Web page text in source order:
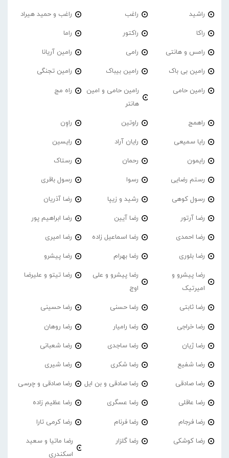
راشید راغب راغب و حمید هیراد
راکا راکتور راما
رامس و هانتی رامی رامین آریانا
رامین بی باک رامین بیباک رامین تجنگی
رامین حامی
رامین حامی و امین
هانتر
راه مج
راهمج راوتین راوِن
رایا سمیعی رایان آراد رایسین
رایمون رحمان رستاک
رستم رضایی رسوا رسول باقری
رسول کوهی رشید و زیپا رضا آذریان
رضا آرتور رضا آیین رضا ابراهیم پور
رضا احمدی رضا اسماعیل زاده رضا امیری
رضا بلوری رضا بهرام رضا پیشرو
رضا پیشرو و
امیرتیک
رضا پیشرو و علی
اوج
رضا تیتو و علیرضا
رضا ثابتی رضا حسنی رضا حسینی
رضا خراجی رضا رامیار رضا روهان
رضا ژیان رضا ساجدی رضا شعبانی
رضا شفیع رضا شکری رضا شیری
رضا صادقی رضا صادقی و بن ایل رضا صادقی و چرسی
رضا عاقلی رضا عسگری رضا عظیم زاده
رضا فرجام رضا فرنام رضا کرمی تارا
رضا کوشکی رضا گلزار
رضا ماتیا و سعید
اسکندری